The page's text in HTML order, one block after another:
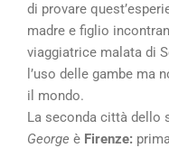
di provare
madre e figlio
viaggiatrice malata di
l’uso delle gambe ma
il mondo.
La seconda città dello
George è Firenze: